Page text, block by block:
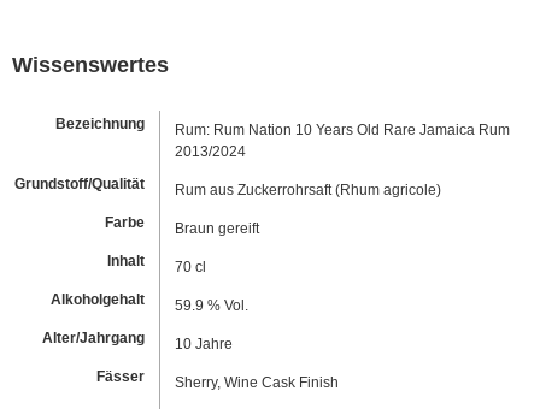
Wissenswertes
Bezeichnung
Rum: Rum Nation 10 Years Old Rare Jamaica Rum
2013/2024
Grundstoff/Qualität
Rum aus Zuckerrohrsaft (Rhum agricole)
Farbe
Braun gereift
Inhalt
70 cl
Alkoholgehalt
59.9 % Vol.
Alter/Jahrgang
10 Jahre
Fässer
Sherry, Wine Cask Finish